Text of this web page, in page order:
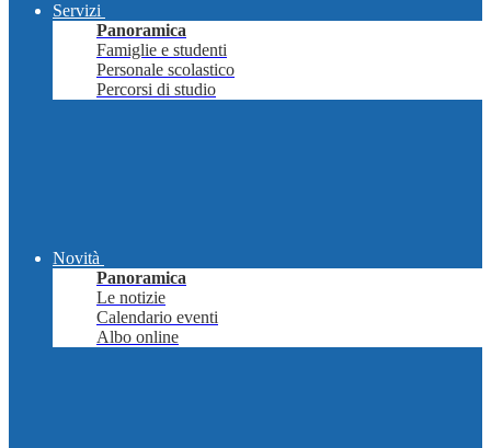
Servizi
Panoramica
Famiglie e studenti
Personale scolastico
Percorsi di studio
Novità
Panoramica
Le notizie
Calendario eventi
Albo online